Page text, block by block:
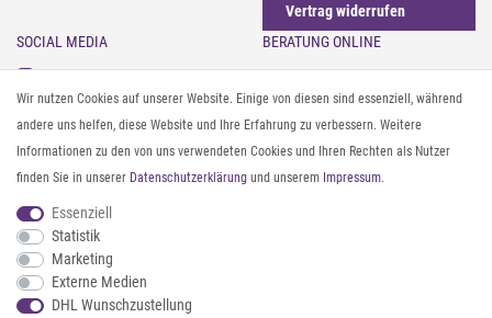
Vertrag widerrufen
SOCIAL MEDIA
Instagram
Facebook
Pinterest
Twitter
Youtube
Threads
BERATUNG ONLINE
Gürtel messen & kürzen
Sonnenbrillen & UV-Schutz
Textilpflege
Textil- und Material-Guide
Geldbörse richtig organisieren
ZAHLUNG & VERSAND
Wir nutzen Cookies auf unserer Website. Einige von diesen sind essenziell, während
andere uns helfen, diese Website und Ihre Erfahrung zu verbessern. Weitere
Informationen zu den von uns verwendeten Cookies und Ihren Rechten als Nutzer
finden Sie in unserer Daten­schutz­erklärung und unserem Impressum.
Essenziell
Statistik
Marketing
Externe Medien
DHL Wunschzustellung